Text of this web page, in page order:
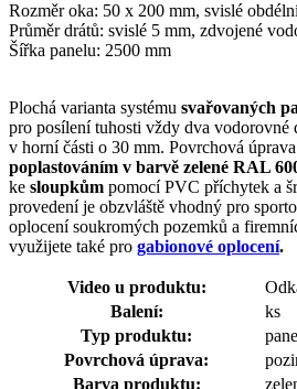
Rozměr oka: 50 x 200 mm, svislé
Průměr drátů: svislé 5 mm, zdvojené
Šířka panelu: 2500 mm
Plochá varianta systému svařovaných
pro posílení tuhosti vždy dva vodorovné
v horní části o 30 mm. Povrchová úprava
poplastováním v barvě zelené RAL
ke sloupkům pomocí PVC příchytek a
provedení je obzvláště vhodný pro
oplocení soukromých pozemků a
využijete také pro gabionové oplocení.
Video u produktu:
Balení:
ks
Typ produktu:
Povrchová úprava:
Barva produktu: